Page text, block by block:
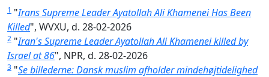
1 "Irans Supreme Leader Ayatollah Ali Khamenei Has Been
Killed", WVXU, d. 28-02-2026
2 "Iran's Supreme Leader Ayatollah Ali Khamenei killed by
Israel at 86", NPR, d. 28-02-2026
3 "Se billederne: Dansk muslim afholder mindehøjtidelighed